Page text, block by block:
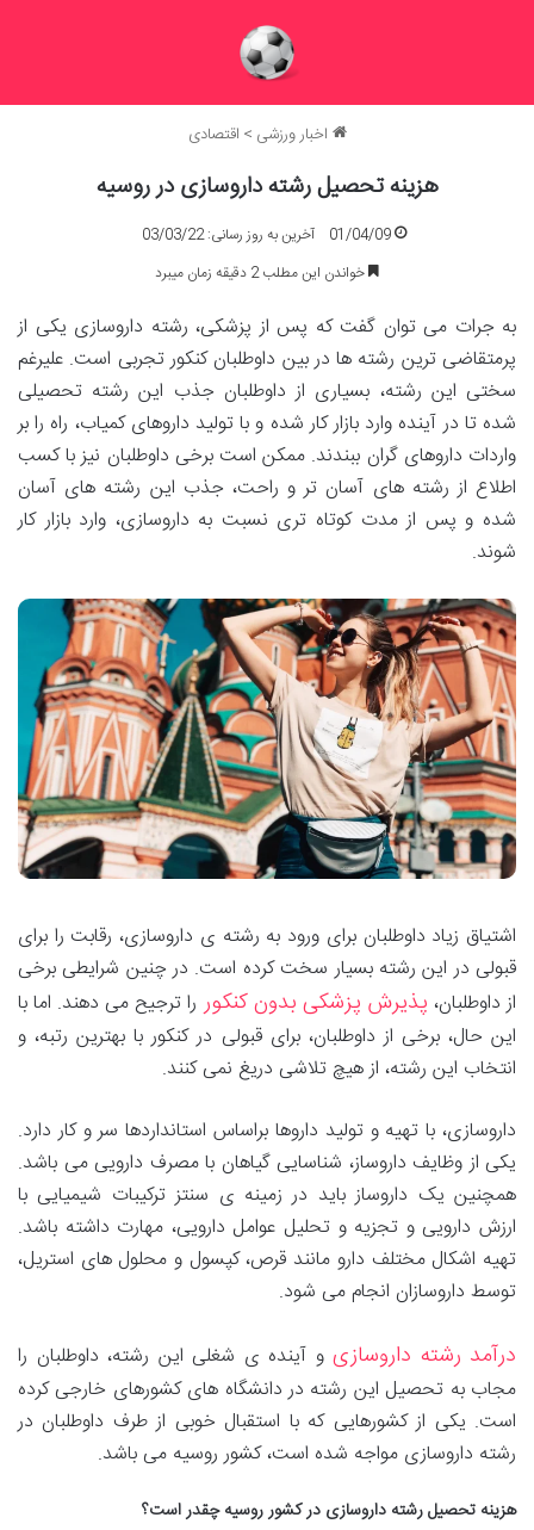
اخبار ورزشی > اقتصادی
هزینه تحصیل رشته داروسازی در روسیه
01/04/09
آخرین به روز رسانی: 03/03/22
خواندن این مطلب 2 دقیقه زمان میبرد
به جرات می توان گفت که پس از پزشکی، رشته داروسازی یکی از
پرمتقاضی ترین رشته ها در بین داوطلبان کنکور تجربی است. علیرغم
سختی این رشته، بسیاری از داوطلبان جذب این رشته تحصیلی
شده تا در آینده وارد بازار کار شده و با تولید داروهای کمیاب، راه را بر
واردات داروهای گران ببندند. ممکن است برخی داوطلبان نیز با کسب
اطلاع از رشته های آسان تر و راحت، جذب این رشته های آسان
شده و پس از مدت کوتاه تری نسبت به داروسازی، وارد بازار کار
شوند.
اشتیاق زیاد داوطلبان برای ورود به رشته ی داروسازی، رقابت را برای
قبولی در این رشته بسیار سخت کرده است. در چنین شرایطی برخی
از داوطلبان، پذیرش پزشکی بدون کنکور را ترجیح می دهند. اما با
این حال، برخی از داوطلبان، برای قبولی در کنکور با بهترین رتبه، و
انتخاب این رشته، از هیچ تلاشی دریغ نمی کنند.
داروسازی، با تهیه و تولید داروها براساس استانداردها سر و کار دارد.
یکی از وظایف داروساز، شناسایی گیاهان با مصرف دارویی می باشد.
همچنین یک داروساز باید در زمینه ی سنتز ترکیبات شیمیایی با
ارزش دارویی و تجزیه و تحلیل عوامل دارویی، مهارت داشته باشد.
تهیه اشکال مختلف دارو مانند قرص، کپسول و محلول های استریل،
توسط داروسازان انجام می شود.
درآمد رشته داروسازی و آینده ی شغلی این رشته، داوطلبان را
مجاب به تحصیل این رشته در دانشگاه های کشورهای خارجی کرده
است. یکی از کشورهایی که با استقبال خوبی از طرف داوطلبان در
رشته داروسازی مواجه شده است، کشور روسیه می باشد.
هزینه تحصیل رشته داروسازی در کشور روسیه چقدر است؟